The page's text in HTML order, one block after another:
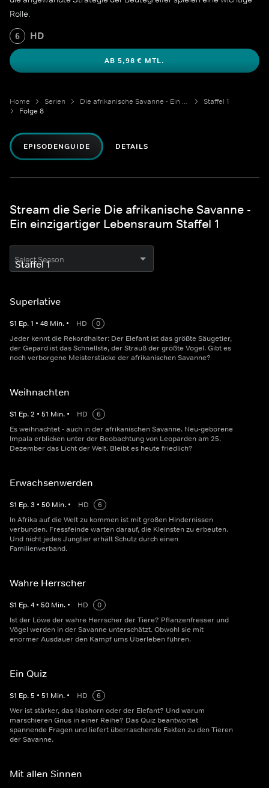
Rolle.
6 HD
AB 5,98 € MTL.
Home Serien Die afrikanische Savanne - Ein einzigartiger Lebensraum
Staffel 1
Folge 8
EPISODENGUIDE DETAILS
Stream die Serie Die afrikanische Savanne -
Ein einzigartiger Lebensraum Staffel 1
Select Season
Superlative
S1 Ep.1 • 48 Min. • HD
0
Jeder kennt die Rekordhalter: Der Elefant ist das größte Säugetier,
der Gepard ist das Schnellste, der Strauß der größte Vogel. Gibt es
noch verborgene Meisterstücke der afrikanischen Savanne?
Weihnachten
S1 Ep.2 • 51 Min. • HD
6
Es weihnachtet - auch in der afrikanischen Savanne. Neu-geborene
Impala erblicken unter der Beobachtung von Leoparden am 25.
Dezember das Licht der Welt. Bleibt es heute friedlich?
Erwachsenwerden
S1 Ep.3 • 50 Min. • HD
6
In Afrika auf die Welt zu kommen ist mit großen Hindernissen
verbunden. Fressfeinde warten darauf, die Kleinsten zu erbeuten.
Und nicht jedes Jungtier erhält Schutz durch einen
Familienverband.
Wahre Herrscher
S1 Ep.4 • 50 Min. • HD
0
Ist der Löwe der wahre Herrscher der Tiere? Pflanzenfresser und
Vögel werden in der Savanne unterschätzt. Obwohl sie mit
enormer Ausdauer den Kampf ums Überleben führen.
Ein Quiz
S1 Ep.5 • 51 Min. • HD
6
Wer ist stärker, das Nashorn oder der Elefant? Und warum
marschieren Gnus in einer Reihe? Das Quiz beantwortet
spannende Fragen und liefert überraschende Fakten zu den Tieren
der Savanne.
Mit allen Sinnen